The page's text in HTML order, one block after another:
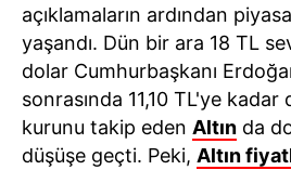
açıklamaların ardından
yaşandı. Dün bir ara 18 TL
dolar Cumhurbaşkanı
sonrasında 11,10 TL'ye
kurunu takip eden Altın da
düşüşe geçti. Peki, Altın